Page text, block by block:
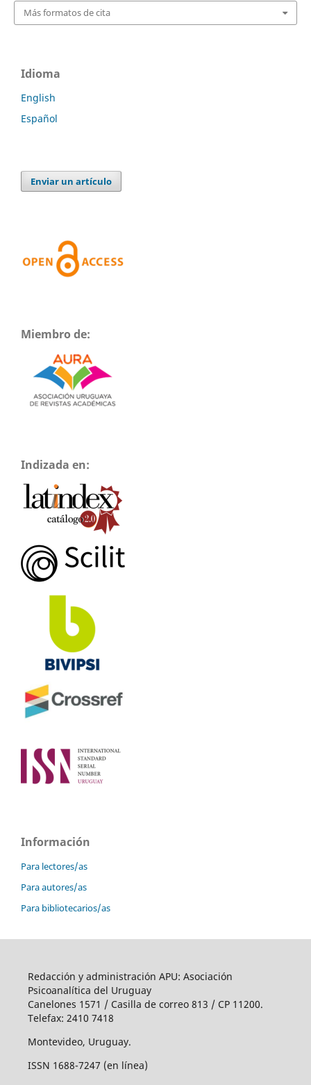
Más formatos de cita
Idioma
English
Español
Enviar un artículo
Miembro de:
Indizada en:
Información
Para lectores/as
Para autores/as
Para bibliotecarios/as
Redacción y administración APU: Asociación
Psicoanalítica del Uruguay
Canelones 1571 / Casilla de correo 813 / CP 11200.
Telefax: 2410 7418
Montevideo, Uruguay.
ISSN 1688-7247 (en línea)